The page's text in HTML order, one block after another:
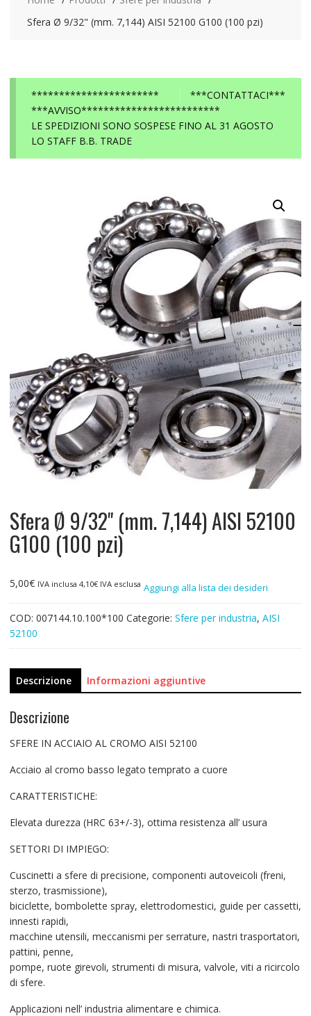
Sfera Ø 9/32" (mm. 7,144) AISI 52100 G100 (100 pzi)
***CONTATTACI***
***********************
***AVVISO*************************
LE SPEDIZIONI SONO SOSPESE FINO AL 31 AGOSTO
LO STAFF B.B. TRADE
Sfera Ø 9/32" (mm. 7,144) AISI 52100
G100 (100 pzi)
5,00€ IVA inclusa 4,10€IVA esclusa Aggiungi alla lista dei desideri
COD: 007144.10.100*100 Categorie: Sfere per industria, AISI
52100
Descrizione Informazioni aggiuntive
Descrizione
SFERE IN ACCIAIO AL CROMO AISI 52100
Acciaio al cromo basso legato temprato a cuore
CARATTERISTICHE:
Elevata durezza (HRC 63+/-3), ottima resistenza all’ usura
SETTORI DI IMPIEGO:
Cuscinetti a sfere di precisione, componenti autoveicoli (freni,
sterzo, trasmissione),
biciclette, bombolette spray, elettrodomestici, guide per cassetti,
innesti rapidi,
macchine utensili, meccanismi per serrature, nastri trasportatori,
pattini, penne,
pompe, ruote girevoli, strumenti di misura, valvole, viti a ricircolo
di sfere.
Applicazioni nell’ industria alimentare e chimica.